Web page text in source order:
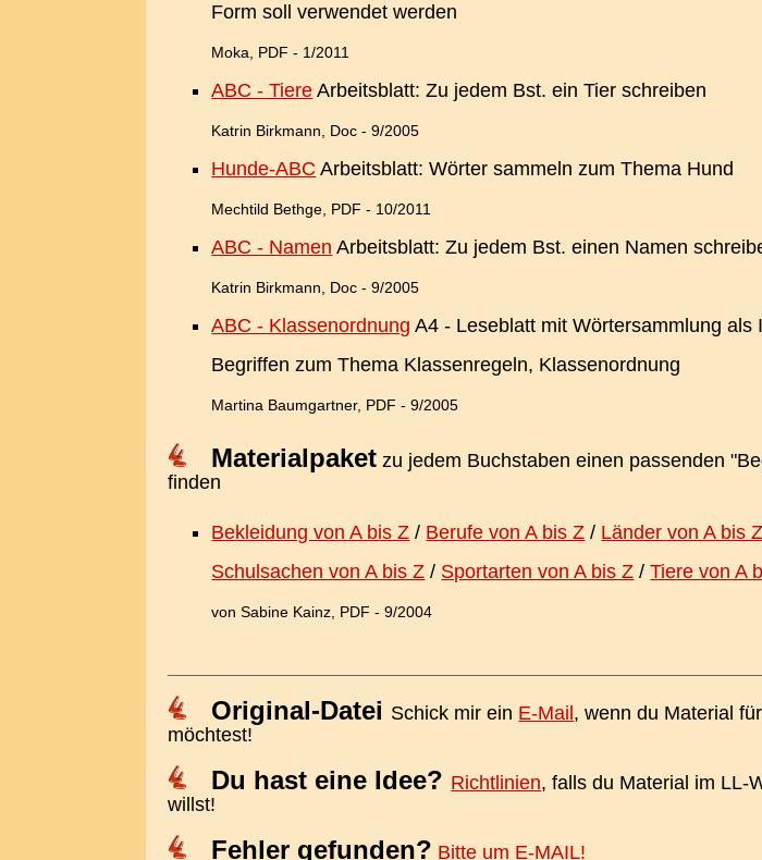
Form soll verwendet werden
Moka, PDF - 1/2011
ABC - Tiere Arbeitsblatt: Zu jedem Bst. ein Tier schreiben
Katrin Birkmann, Doc - 9/2005
Hunde-ABC Arbeitsblatt: Wörter sammeln zum Thema Hund
Mechtild Bethge, PDF - 10/2011
ABC - Namen Arbeitsblatt: Zu jedem Bst. einen Namen
Katrin Birkmann, Doc - 9/2005
ABC - Klassenordnung A4 - Leseblatt mit Wörtersammlung als
Begriffen zum Thema Klassenregeln, Klassenordnung
Martina Baumgartner, PDF - 9/2005
Materialpaket zu jedem Buchstaben einen passenden
finden
Bekleidung von A bis Z / Berufe von A bis Z / Länder von A bis
Schulsachen von A bis Z / Sportarten von A bis Z /Tiere von A
von Sabine Kainz, PDF - 9/2004
Original-Datei Schick mir ein E-Mail , wenn du Material
möchtest!
Du hast eine Idee? Richtlinien, falls du Material im LL-
willst!
Fehler gefunden? Bitte um E-MAIL!